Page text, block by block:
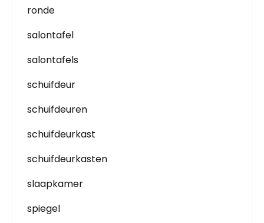
ronde
salontafel
salontafels
schuifdeur
schuifdeuren
schuifdeurkast
schuifdeurkasten
slaapkamer
spiegel